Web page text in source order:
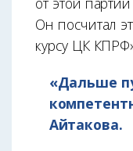
Он посчитал
курсу ЦК
«Дальше
Айтакова.